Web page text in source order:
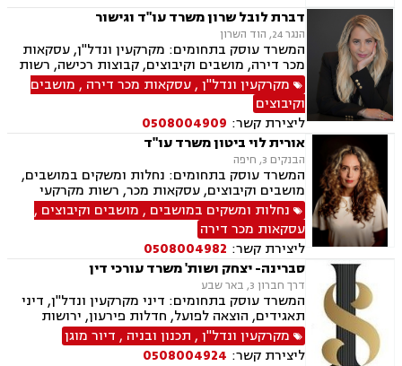
דברת לובל שרון משרד עו"ד וגישור
הנגר 24, הוד השרון
המשרד עוסק בתחומים: מקרקעין ונדל"ן, עסקאות
מכר דירה, מושבים וקיבוצים, קבוצות רכישה, רשות
מקרקעי ישראל, בתים משותפים, מיסוי נדלן, ייפוי
כוח מתמשך, ירושות וצוואות, גישור, הסכמי ממון,
העברה בין דורית.
מקרקעין ונדל"ן,עסקאות מכר דירה , מושבים
וקיבוצים
ליצירת קשר: 0508004909
אורית לוי ביטון משרד עו"ד
הבנקים 3, חיפה
המשרד עוסק בתחומים: נחלות ומשקים במושבים,
מושבים וקיבוצים, עסקאות מכר, רשות מקרקעי
ישראל, מיסוי מקרקעין, הסדרת נחלות, עסקאות
פל"ח (פעילות לא חקלאית), ייפוי כוח מתמשך,
ירושות וצוואות.
נחלות ומשקים במושבים , מושבים וקיבוצים ,
עסקאות מכר דירה
ליצירת קשר: 0508004982
סברינה- יצחק ושות' משרד עורכי דין
דרך חברון 3, באר שבע
המשרד עוסק בתחומים: דיני מקרקעין ונדל"ן, דיני
תאגידים, הוצאה לפועל, חדלות פירעון, ירושות
וצוואת.
מקרקעין ונדל"ן, תכנון ובניה , דיור מוגן
ליצירת קשר: 0508004924